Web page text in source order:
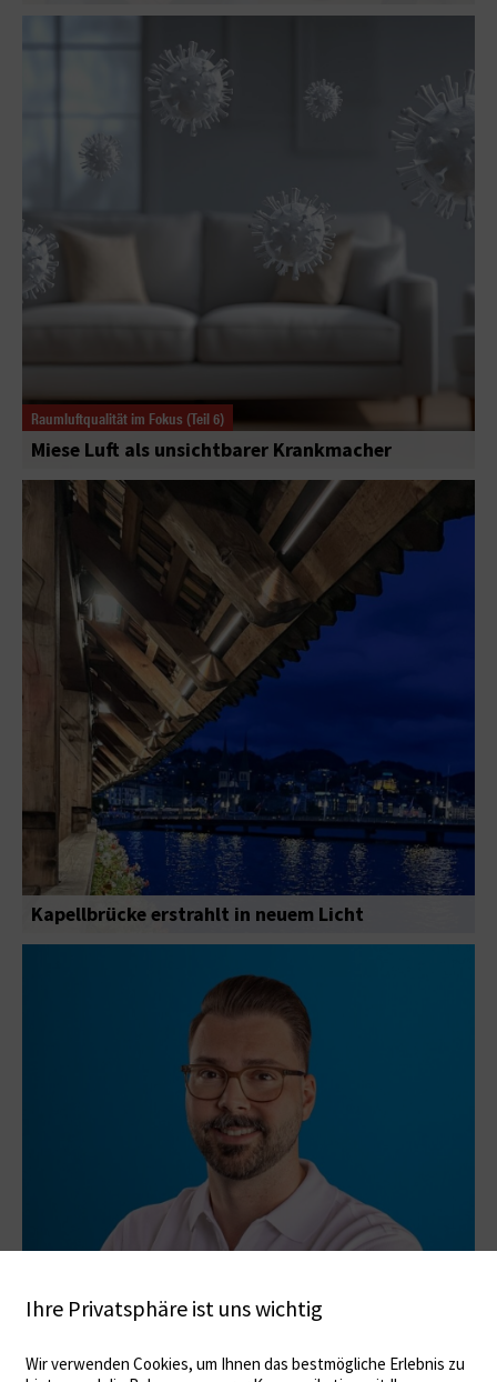
Raumluftqualität im Fokus (Teil 6)
Miese Luft als unsichtbarer Krankmacher
Kapellbrücke erstrahlt in neuem Licht
Ihre Privatsphäre ist uns wichtig
Wir verwenden Cookies, um Ihnen das bestmögliche Erlebnis zu